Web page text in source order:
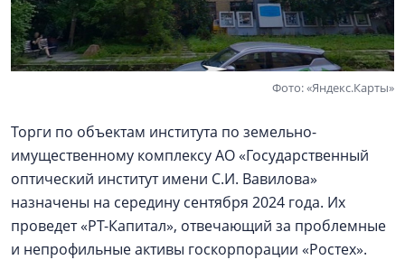
Фото: «Яндекс.Карты»
Торги по объектам института по земельно-
имущественному комплексу АО «Государственный
оптический институт имени С.И. Вавилова»
назначены на середину сентября 2024 года. Их
проведет «РТ-Капитал», отвечающий за проблемные
и непрофильные активы госкорпорации «Ростех».